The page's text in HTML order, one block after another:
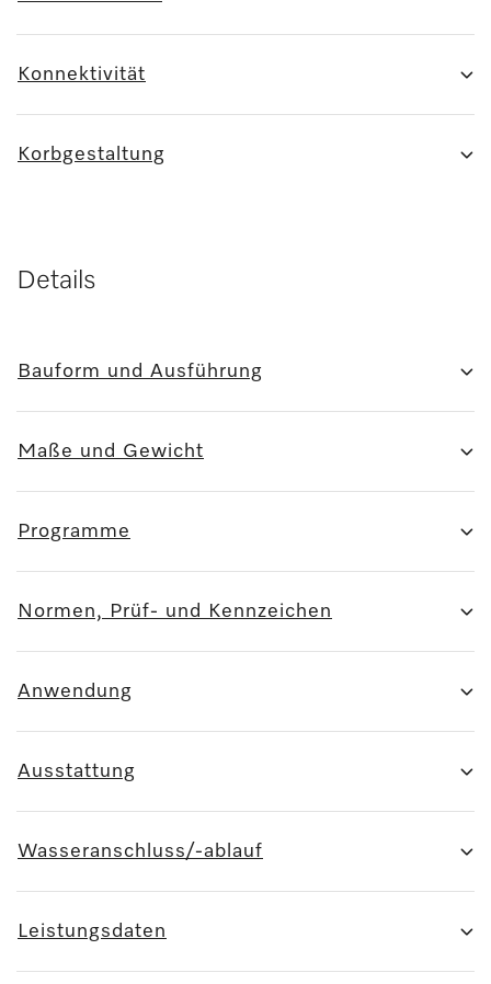
Konnektivität
Korbgestaltung
Details
Bauform und Ausführung
Maße und Gewicht
Programme
Normen, Prüf- und Kennzeichen
Anwendung
Ausstattung
Wasseranschluss/-ablauf
Leistungsdaten